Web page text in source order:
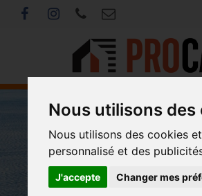
Nous utilisons des
Nous utilisons des cookies
personnalisé et des
J'accepte Changer mes